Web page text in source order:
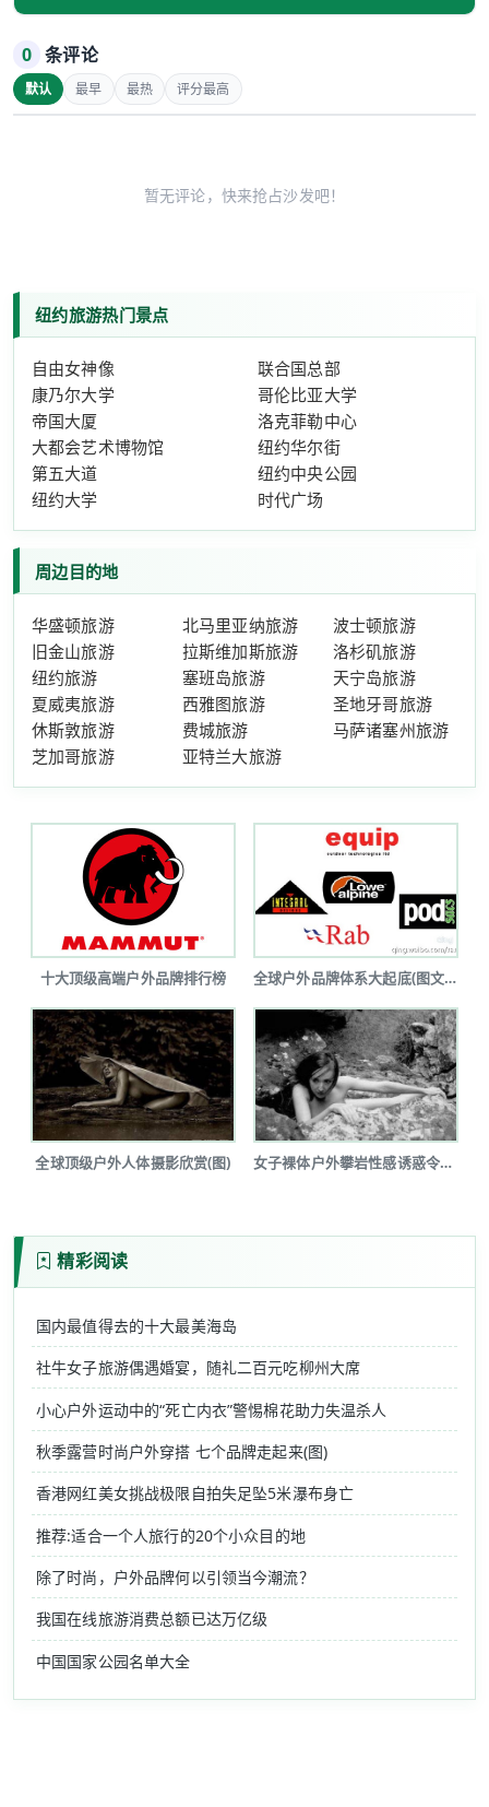
0 条评论
默认 最早 最热 评分最高
暂无评论，快来抢占沙发吧！
纽约旅游热门景点
自由女神像
联合国总部
康乃尔大学
哥伦比亚大学
帝国大厦
洛克菲勒中心
大都会艺术博物馆
纽约华尔街
第五大道
纽约中央公园
纽约大学
时代广场
周边目的地
华盛顿旅游 北马里亚纳旅游
波士顿旅游
旧金山旅游
拉斯维加斯旅游
洛杉矶旅游
纽约旅游
塞班岛旅游
天宁岛旅游
夏威夷旅游
西雅图旅游
圣地牙哥旅游
休斯敦旅游
费城旅游
马萨诸塞州旅游
芝加哥旅游
亚特兰大旅游
十大顶级高端户外品牌排行榜 全球户外品牌体系大起底(图文详解)
全球顶级户外人体摄影欣赏(图) 女子裸体户外攀岩性感诱惑令人瞠目(图...
精彩阅读
国内最值得去的十大最美海岛
社牛女子旅游偶遇婚宴，随礼二百元吃柳州大席
小心户外运动中的“死亡内衣”警惕棉花助力失温杀人
秋季露营时尚户外穿搭 七个品牌走起来(图)
香港网红美女挑战极限自拍失足坠5米瀑布身亡
推荐:适合一个人旅行的20个小众目的地
除了时尚，户外品牌何以引领当今潮流？
我国在线旅游消费总额已达万亿级
中国国家公园名单大全